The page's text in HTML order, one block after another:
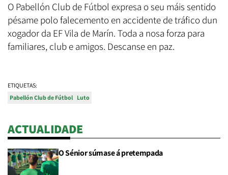
O Pabellón Club de Fútbol expresa o seu máis sentido
pésame polo falecemento en accidente de tráfico dun
xogador da EF Vila de Marín. Toda a nosa forza para
familiares, club e amigos. Descanse en paz.
ETIQUETAS:
Pabellón Club de Fútbol Luto
ACTUALIDADE
O Sénior súmase á pretempada